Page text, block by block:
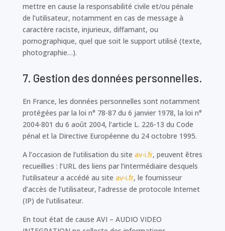
mettre en cause la responsabilité civile et/ou pénale
de l’utilisateur, notamment en cas de message à
caractère raciste, injurieux, diffamant, ou
pornographique, quel que soit le support utilisé (texte,
photographie…).
7. Gestion des données personnelles.
En France, les données personnelles sont notamment
protégées par la loi n° 78-87 du 6 janvier 1978, la loi n°
2004-801 du 6 août 2004, l’article L. 226-13 du Code
pénal et la Directive Européenne du 24 octobre 1995.
A l’occasion de l’utilisation du site av-i.fr, peuvent êtres
recueillies : l’URL des liens par l’intermédiaire desquels
l’utilisateur a accédé au site av-i.fr, le fournisseur
d’accès de l’utilisateur, l’adresse de protocole Internet
(IP) de l’utilisateur.
En tout état de cause AVI – AUDIO VIDEO